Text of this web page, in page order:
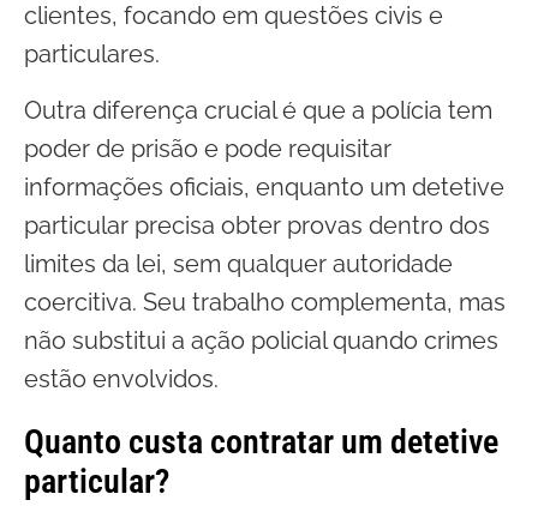
clientes, focando em questões civis e
particulares.
Outra diferença crucial é que a polícia tem
poder de prisão e pode requisitar
informações oficiais, enquanto um detetive
particular precisa obter provas dentro dos
limites da lei, sem qualquer autoridade
coercitiva. Seu trabalho complementa, mas
não substitui a ação policial quando crimes
estão envolvidos.
Quanto custa contratar um detetive
particular?